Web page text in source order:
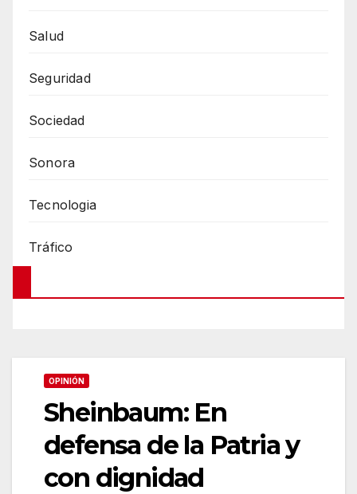
Salud
Seguridad
Sociedad
Sonora
Tecnologia
Tráfico
OPINIÓN
Sheinbaum: En
defensa de la Patria y
con dignidad